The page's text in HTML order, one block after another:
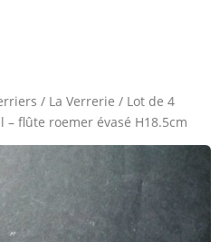
/ La Verrerie / Lot de 4
flûte roemer évasé H18.5cm